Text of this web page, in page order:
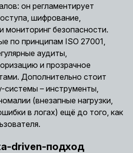
он регламентирует
шифрование,
мониторинг безопасности.
по принципам ISO 27001,
аудиты,
и прозрачное
Дополнительно стоит
системы – инструменты,
(внезапные нагрузки,
в логах) ещё до того, как
driven-подход